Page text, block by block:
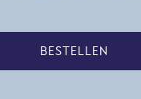
BESTELLEN